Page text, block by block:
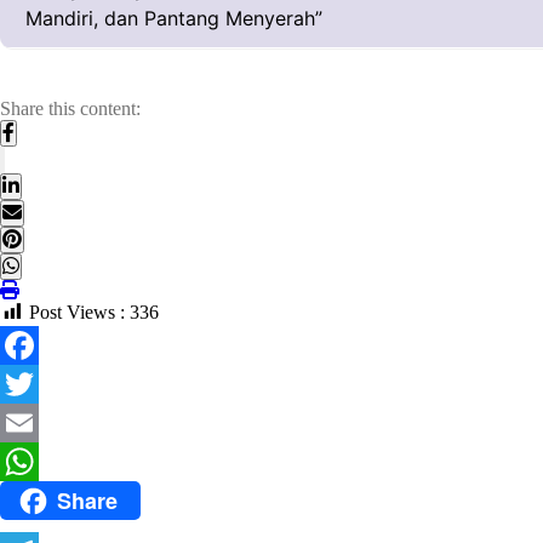
Share this content:
Post Views : 336
Facebook
Twitter
Email
WhatsAppShare